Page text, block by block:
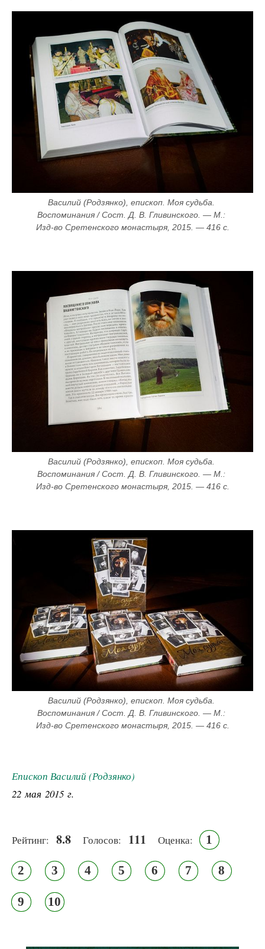
Василий (Родзянко), епископ. Моя судьба.
Воспоминания / Сост. Д. В. Гливинского. — М.:
Изд-во Сретенского монастыря, 2015. — 416 с.
Василий (Родзянко), епископ. Моя судьба.
Воспоминания / Сост. Д. В. Гливинского. — М.:
Изд-во Сретенского монастыря, 2015. — 416 с.
Василий (Родзянко), епископ. Моя судьба.
Воспоминания / Сост. Д. В. Гливинского. — М.:
Изд-во Сретенского монастыря, 2015. — 416 с.
Епископ Василий (Родзянко)
22 мая 2015 г.
Рейтинг: 8.8 Голосов: 111 Оценка: 1
2 3 4 5 6 7 8
9 10